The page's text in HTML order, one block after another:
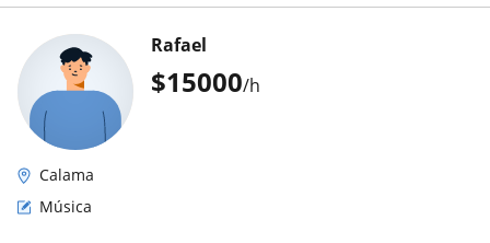
$15000/h
Rafael
Calama
Música